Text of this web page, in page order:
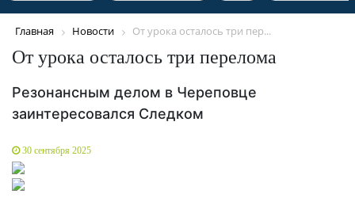
Главная Новости От урока осталось три пер...
От урока осталось три перелома
Резонансным делом в Череповце
заинтересовался Следком
30 сентября 2025